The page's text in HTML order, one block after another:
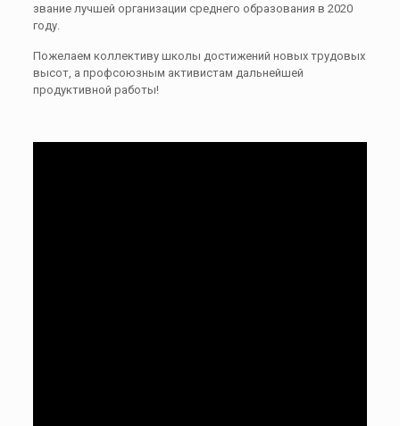
звание лучшей организации среднего образования в 2020
году.
Пожелаем коллективу школы достижений новых трудовых
высот, а профсоюзным активистам дальнейшей
продуктивной работы!